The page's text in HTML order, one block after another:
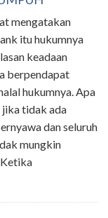
mengatakan
itu hukumnya
keadaan
berpendapat
hukumnya. Apa
jika tidak ada
dan seluruh
mungkin